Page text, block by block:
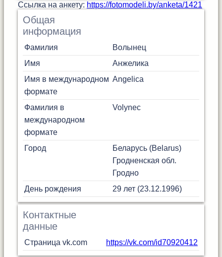
Cсылка на анкету: https://fotomodeli.by/anketa/1421
Общая
информация
Фамилия
Волынец
Имя
Анжелика
Имя в международном
формате
Angelica
Фамилия в
международном
формате
Volynec
Город
Беларусь (Belarus)
Гродненская обл.
Гродно
День рождения
29 лет (23.12.1996)
Контактные
данные
Страница vk.com https://vk.com/id70920412